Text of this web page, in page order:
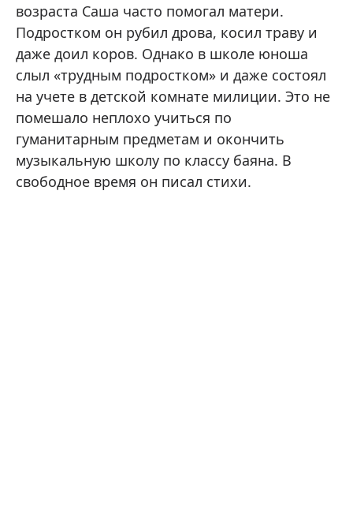
возраста Саша часто помогал матери.
Подростком он рубил дрова, косил траву и
даже доил коров. Однако в школе юноша
слыл «трудным подростком» и даже состоял
на учете в детской комнате милиции. Это не
помешало неплохо учиться по
гуманитарным предметам и окончить
музыкальную школу по классу баяна. В
свободное время он писал стихи.